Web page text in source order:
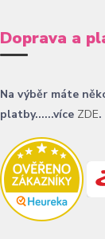
Doprava a
Na výběr máte
platby......více ZDE.